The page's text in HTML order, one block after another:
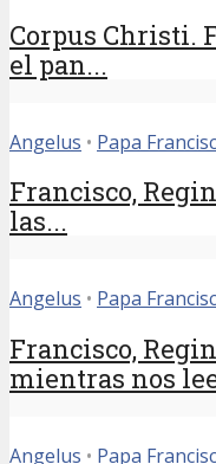
Corpus Christi.
el pan...
Angelus • Papa
Francisco,
las...
Angelus • Papa
Francisco,
mientras nos
Angelus • Papa